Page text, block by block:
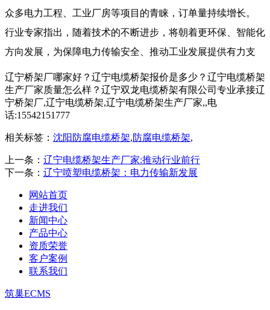
众多电力工程、工业厂房等项目的青睐，订单量持续增长。
行业专家指出，随着技术的不断进步，将朝着更环保、智能化
方向发展，为保障电力传输安全、推动工业发展提供有力支
辽宁桥架厂哪家好？辽宁电缆桥架报价是多少？辽宁电缆桥架
生产厂家质量怎么样？辽宁双龙电缆桥架有限公司专业承接辽
宁桥架厂,辽宁电缆桥架,辽宁电缆桥架生产厂家,,电
话:15542151777
相关标签： 沈阳防腐电缆桥架,防腐电缆桥架,
上一条： 辽宁电缆桥架生产厂家:推动行业前行
下一条： 辽宁喷塑电缆桥架：电力传输新发展
网站首页
走进我们
新闻中心
产品中心
资质荣誉
客户案例
联系我们
筑巢ECMS